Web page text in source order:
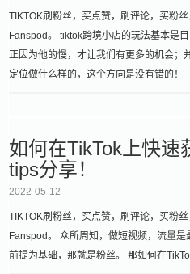
TIKTOK刷粉丝，买点赞，刷评论，买粉
Fanspod。 tiktok跨境小店的玩法基本是
正因为他的慢，才让我们有更多的机会；
定位做什么样的，这个方向是没有错的！
如何在TikTok上快速
tips分享！
2022-05-12
TIKTOK刷粉丝，买点赞，刷评论，买粉
Fanspod。 众所周知，做短视频，流量
前提为基础，那就是粉丝。 那如何在